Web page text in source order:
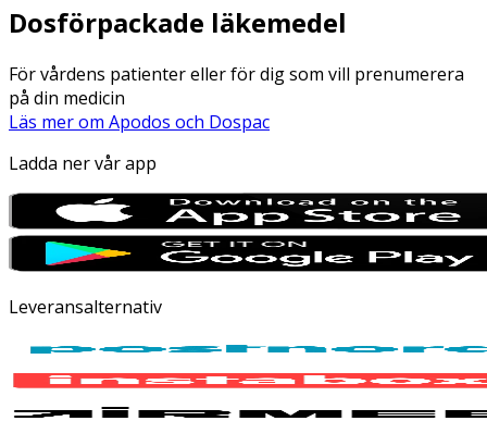
Dosförpackade läkemedel
För vårdens patienter eller för dig som vill prenumerera
på din medicin
Läs mer om Apodos och Dospac
Ladda ner vår app
Leveransalternativ